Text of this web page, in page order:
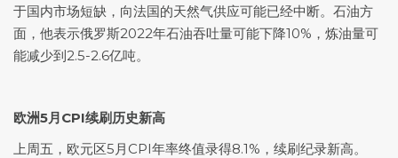
于国内市场短缺，向法国的天然气供应可能已经中断。石油方
面，他表示俄罗斯2022年石油吞吐量可能下降10%，炼油量可
能减少到2.5-2.6亿吨。
欧洲5月CPI续刷历史新高
上周五，欧元区5月CPI年率终值录得8.1%，续刷纪录新高。